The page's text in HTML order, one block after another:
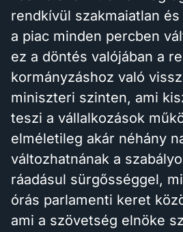
rendkívül szakmaiatlan
a piac minden percben
ez a döntés valójában a
kormányzáshoz való
miniszteri szinten, ami
teszi a vállalkozások
elméletileg akár néhány
változhatnának a
ráadásul sürgősséggel,
órás parlamenti keret
ami a szövetség elnöke